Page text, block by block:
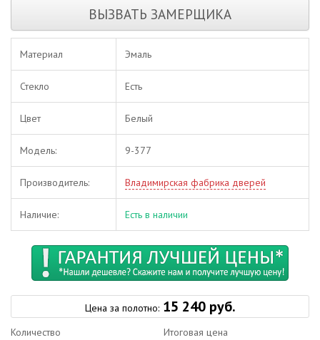
ВЫЗВАТЬ ЗАМЕРЩИКА
Материал Эмаль
Стекло Есть
Цвет Белый
Модель: 9-377
Производитель: Владимирская фабрика дверей
Наличие: Есть в наличии
Цена за полотно:15 240 руб.
Количество Итоговая цена